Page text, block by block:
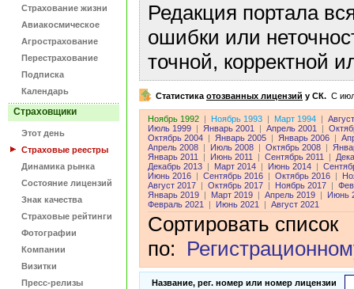
Страхование жизни
Авиакосмическое
Агрострахование
Перестрахование
Подписка
Календарь
Страховщики
Этот день
Страховые реестры
Динамика рынка
Состояние лицензий
Знак качества
Страховые рейтинги
Фотографии
Компании
Визитки
Пресс-релизы
Редакция портала
ошибки или
точной, корректной
Статистика отозванных лицензий у СК. C
Ноябрь 1992 Ноябрь 1993 Март 1994
Июль 1999
Январь 2001 Апрель 2001
Октябрь 2004
Январь 2005 Январь 2006
Апрель 2008
Июль 2008 Октябрь 2008
Январь 2011
Июнь 2011 Сентябрь 2011
Декабрь 2013
Март 2014 Июнь 2014
Июнь 2016
Сентябрь 2016 Октябрь 2016
Август 2017
Октябрь 2017 Ноябрь 2017
Январь 2019
Март 2019 Апрель 2019
Июнь
Февраль 2021
Июнь 2021 Август 2021
Сортировать список
по:
Название, рег. номер или номер лицензии